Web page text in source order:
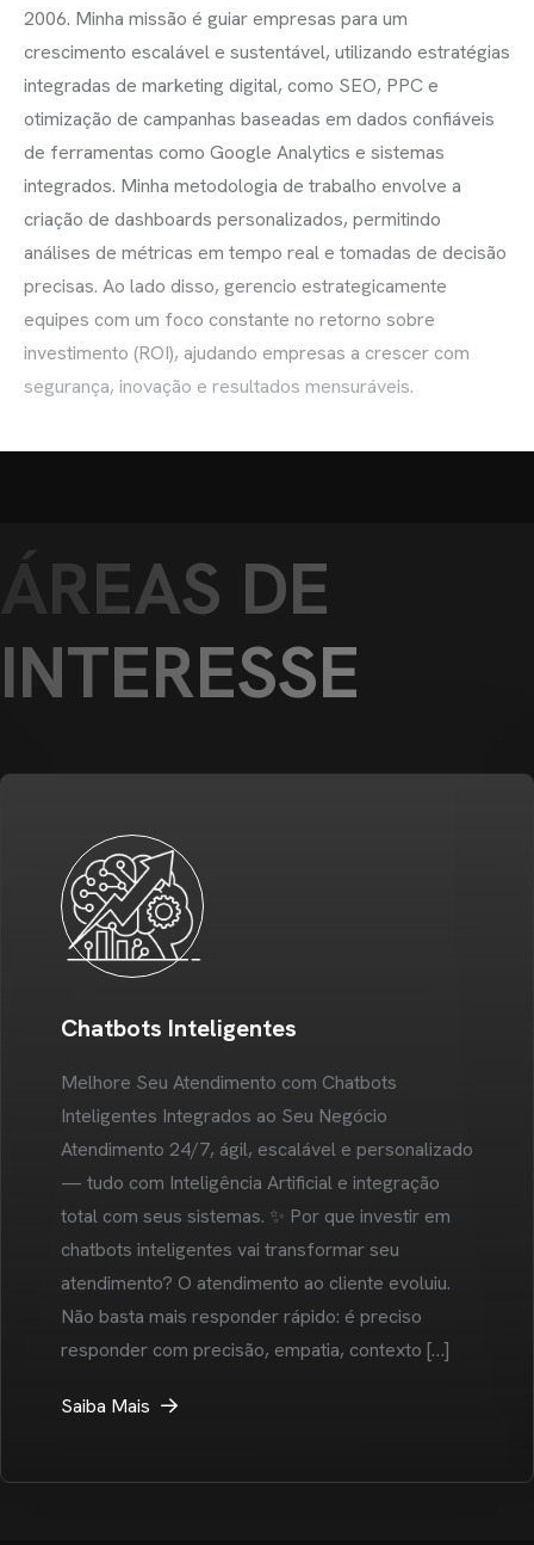
2006. Minha missão é guiar empresas para um
crescimento escalável e sustentável, utilizando estratégias
integradas de marketing digital, como SEO, PPC e
otimização de campanhas baseadas em dados confiáveis
de ferramentas como Google Analytics e sistemas
integrados. Minha metodologia de trabalho envolve a
criação de dashboards personalizados, permitindo
análises de métricas em tempo real e tomadas de decisão
precisas. Ao lado disso, gerencio estrategicamente
equipes com um foco constante no retorno sobre
investimento (ROI), ajudando empresas a crescer com
segurança, inovação e resultados mensuráveis.
ÁREAS DE
INTERESSE
Chatbots Inteligentes
Melhore Seu Atendimento com Chatbots
Inteligentes Integrados ao Seu Negócio
Atendimento 24/7, ágil, escalável e personalizado
— tudo com Inteligência Artificial e integração
total com seus sistemas. ✨ Por que investir em
chatbots inteligentes vai transformar seu
atendimento? O atendimento ao cliente evoluiu.
Não basta mais responder rápido: é preciso
responder com precisão, empatia, contexto […]
Saiba Mais